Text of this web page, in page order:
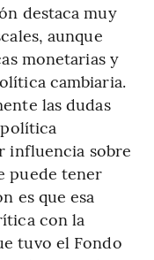
destaca muy
aunque
monetarias y
cambiaria.
las dudas
influencia sobre
puede tener
es que esa
con la
tuvo el Fondo